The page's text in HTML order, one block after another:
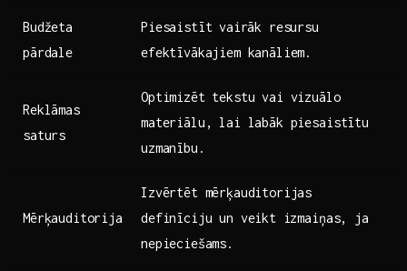
Budžeta‌
pārdale
Piesaistīt⁢ vairāk resursu
efektīvākajiem‌ kanāliem.
Reklāmas
saturs
Optimizēt tekstu ​vai vizuālo
‌materiālu, lai labāk piesaistītu
uzmanību.
Mērķauditorija
Izvērtēt ​mērķauditorijas
definīciju un veikt⁣ izmaiņas,‍ ja
nepieciešams.